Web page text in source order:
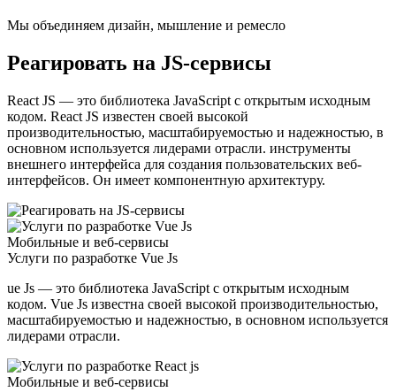
Мы объединяем дизайн, мышление и ремесло
Реагировать на JS-сервисы
React JS — это библиотека JavaScript с открытым исходным
кодом. React JS известен своей высокой
производительностью, масштабируемостью и надежностью, в
основном используется лидерами отрасли. инструменты
внешнего интерфейса для создания пользовательских веб-
интерфейсов. Он имеет компонентную архитектуру.
Мобильные и веб-сервисы
Услуги по разработке Vue Js
ue Js — это библиотека JavaScript с открытым исходным
кодом. Vue Js известна своей высокой производительностью,
масштабируемостью и надежностью, в основном используется
лидерами отрасли.
Мобильные и веб-сервисы